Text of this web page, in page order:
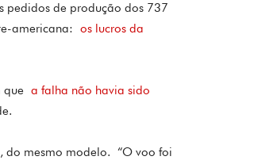
pedidos de produção dos 737
americana: os lucros da
que a falha não havia sido
do mesmo modelo. “O voo foi